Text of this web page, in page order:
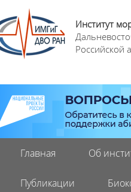
Институт
Российской
Главная Об
Публикации